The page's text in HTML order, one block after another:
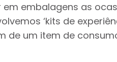
embalagens as
‘kits de
de um item de